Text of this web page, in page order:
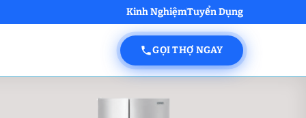
Kinh NghiệmTuyển Dụng
GỌI THỢ NGAY